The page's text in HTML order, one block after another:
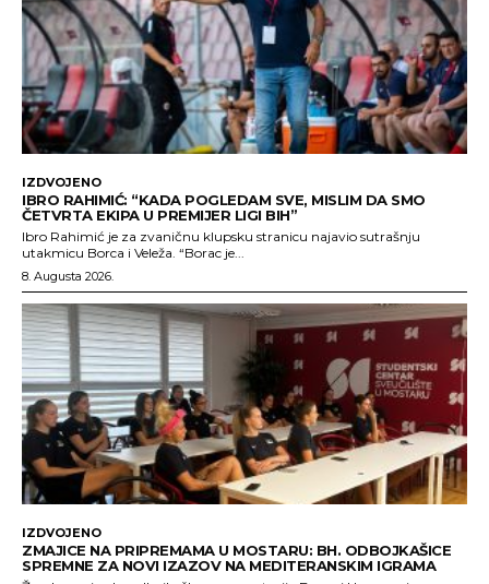
IZDVOJENO
IBRO RAHIMIĆ: “KADA POGLEDAM SVE, MISLIM DA SMO
ČETVRTA EKIPA U PREMIJER LIGI BIH”
Ibro Rahimić je za zvaničnu klupsku stranicu najavio sutrašnju
utakmicu Borca i Veleža. “Borac je...
8. Augusta 2026.
IZDVOJENO
ZMAJICE NA PRIPREMAMA U MOSTARU: BH. ODBOJKAŠICE
SPREMNE ZA NOVI IZAZOV NA MEDITERANSKIM IGRAMA